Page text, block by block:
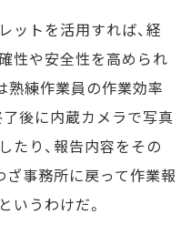
ットを活用すれば、経
性や安全性を高められ
熟練作業員の作業効率
了後に内蔵カメラで写真
たり、報告内容をその
ざ事務所に戻って作業報
いうわけだ。